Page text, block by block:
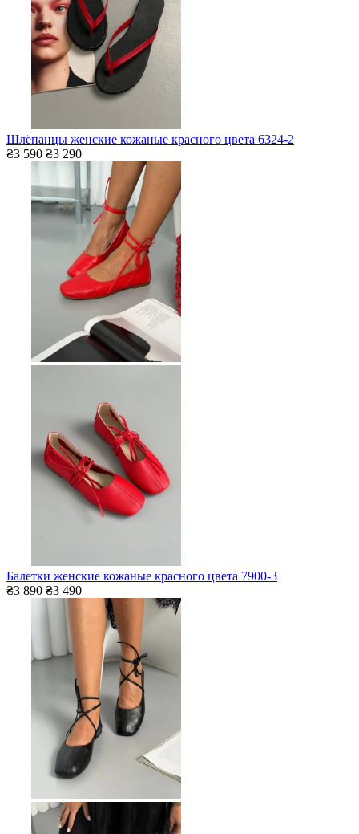
Шлёпанцы женские кожаные красного цвета 6324-2
₴3 590 ₴3 290
Балетки женские кожаные красного цвета 7900-3
₴3 890 ₴3 490